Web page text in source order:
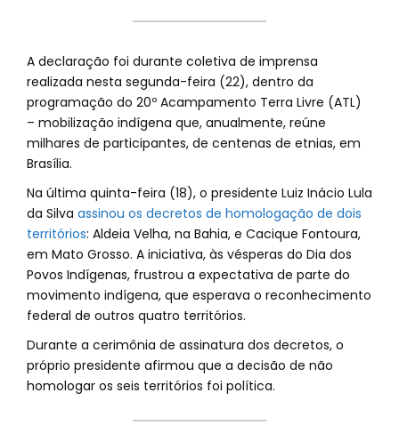
A declaração foi durante coletiva de imprensa
realizada nesta segunda-feira (22), dentro da
programação do 20º Acampamento Terra Livre (ATL)
– mobilização indígena que, anualmente, reúne
milhares de participantes, de centenas de etnias, em
Brasília.
Na última quinta-feira (18), o presidente Luiz Inácio Lula
da Silva assinou os decretos de homologação de dois
territórios: Aldeia Velha, na Bahia, e Cacique Fontoura,
em Mato Grosso. A iniciativa, às vésperas do Dia dos
Povos Indígenas, frustrou a expectativa de parte do
movimento indígena, que esperava o reconhecimento
federal de outros quatro territórios.
Durante a cerimônia de assinatura dos decretos, o
próprio presidente afirmou que a decisão de não
homologar os seis territórios foi política.